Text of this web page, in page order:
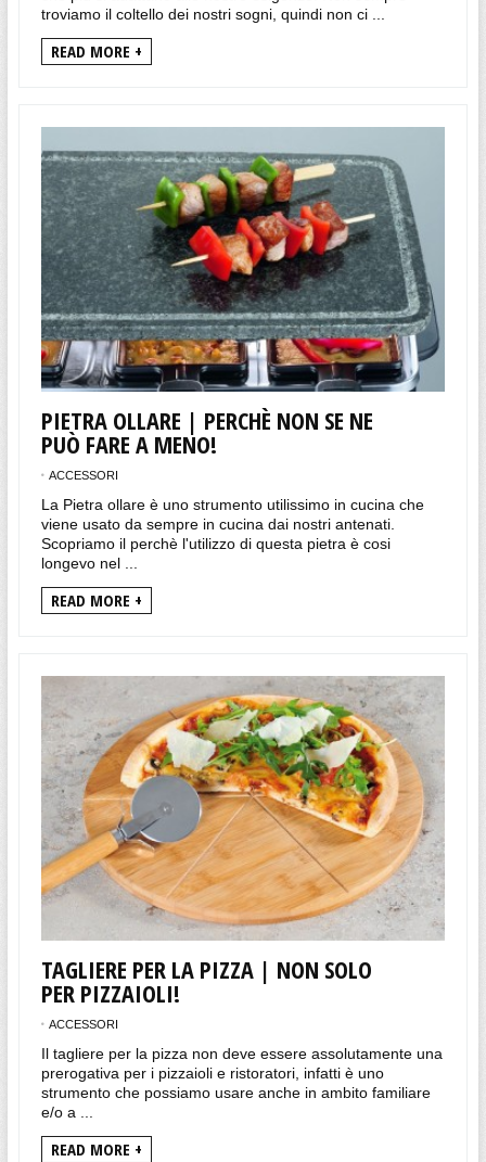
troviamo il coltello dei nostri sogni, quindi non ci ...
READ MORE +
PIETRA OLLARE | PERCHÈ NON SE NE
PUÒ FARE A MENO!
ACCESSORI
La Pietra ollare è uno strumento utilissimo in cucina che
viene usato da sempre in cucina dai nostri antenati.
Scopriamo il perchè l'utilizzo di questa pietra è cosi
longevo nel ...
READ MORE +
TAGLIERE PER LA PIZZA | NON SOLO
PER PIZZAIOLI!
ACCESSORI
Il tagliere per la pizza non deve essere assolutamente una
prerogativa per i pizzaioli e ristoratori, infatti è uno
strumento che possiamo usare anche in ambito familiare
e/o a ...
READ MORE +